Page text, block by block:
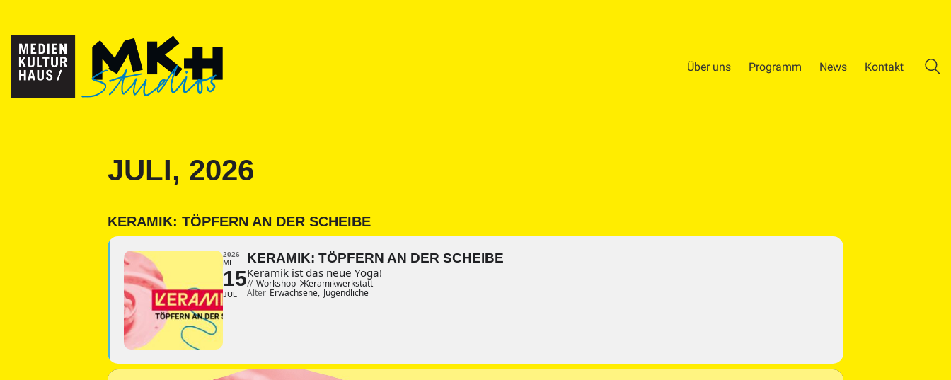
Über uns Programm News Kontakt
JULI, 2026
KERAMIK: TÖPFERN AN DER SCHEIBE
2026
MI
15
JUL
KERAMIK: TÖPFERN AN DER SCHEIBE
Keramik ist das neue Yoga!
// Workshop Keramikwerkstatt
Alter Erwachsene, Jugendliche